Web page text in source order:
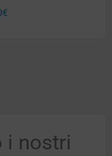
€
i nostri